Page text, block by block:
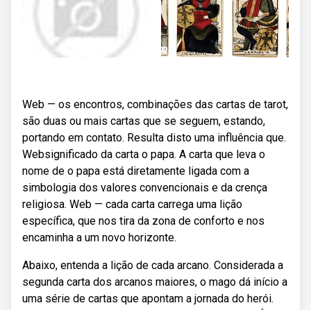
Web — os encontros, combinações das cartas de tarot,
são duas ou mais cartas que se seguem, estando,
portando em contato. Resulta disto uma influência que.
Websignificado da carta o papa. A carta que leva o
nome de o papa está diretamente ligada com a
simbologia dos valores convencionais e da crença
religiosa. Web — cada carta carrega uma lição
específica, que nos tira da zona de conforto e nos
encaminha a um novo horizonte.
Abaixo, entenda a lição de cada arcano. Considerada a
segunda carta dos arcanos maiores, o mago dá início a
uma série de cartas que apontam a jornada do herói.